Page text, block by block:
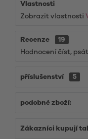
Vlastnosti
Zobrazit vlastnosti
Recenze
19
Hodnocení číst,
příslušenství 5
podobné zboží:
Zákazníci kupují